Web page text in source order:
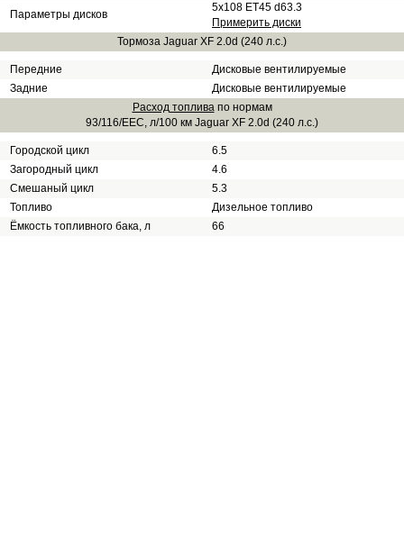
Параметры дисков
5x108 ET45 d63.3
Примерить диски
Тормоза Jaguar XF 2.0d (240 л.с.)
Передние
Дисковые вентилируемые
Задние
Дисковые вентилируемые
Расход топливапо нормам
93/116/EEC, л/100 км Jaguar XF 2.0d (240 л.с.)
Городской цикл
6.5
Загородный цикл
4.6
Смешаный цикл
5.3
Топливо
Дизельное топливо
Ёмкость топливного бака, л
66